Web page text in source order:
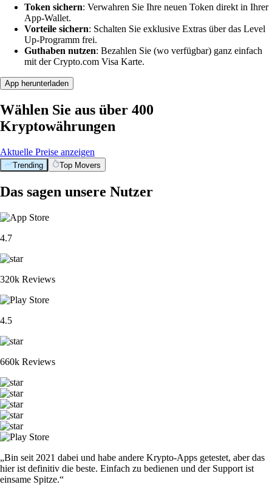
Token sichern: Verwahren Sie Ihre neuen Token direkt in Ihrer
App-Wallet.
Vorteile sichern: Schalten Sie exklusive Extras über das Level
Up-Programm frei.
Guthaben nutzen: Bezahlen Sie (wo verfügbar) ganz einfach
mit der Crypto.com Visa Karte.
App herunterladen
Wählen Sie aus über 400
Kryptowährungen
Aktuelle Preise anzeigen
Trending Top Movers
Das sagen unsere Nutzer
4.7
320k Reviews
4.5
660k Reviews
„Bin seit 2021 dabei und habe andere Krypto-Apps getestet, aber das
hier ist definitiv die beste. Einfach zu bedienen und der Support ist
einsame Spitze.“